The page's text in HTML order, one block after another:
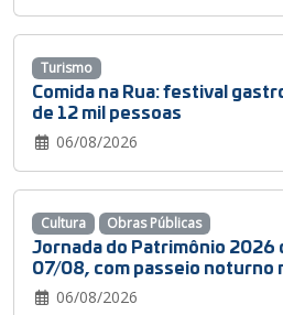
Comida na Rua: festival
de 12 mil pessoas
06/08/2026
Turismo
Jornada do Patrimônio 2026
07/08, com passeio noturno
06/08/2026
Cultura Obras Públicas